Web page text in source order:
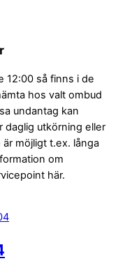
12:00 så finns i de
hos valt ombud
undantag kan
daglig utkörning eller
möjligt t.ex. långa
om
här.